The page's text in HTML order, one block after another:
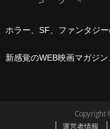
ホラー、SF 、ファンタジ
新感覚のWEB映画マガジン
Copyright
運営者情報